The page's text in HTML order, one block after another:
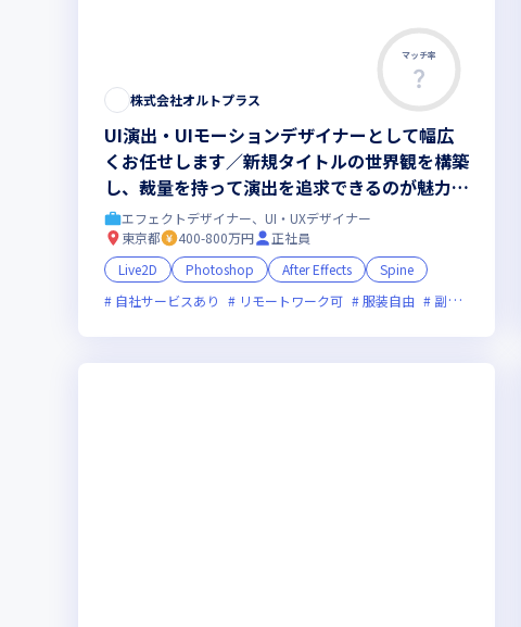
マッチ率
株式会社オルトプラス
UI演出・UIモーションデザイナーとして幅広
くお任せします／新規タイトルの世界観を構築
し、裁量を持って演出を追求できるのが魅力で
すエフェクトデザイナー、UI・UXデザイナー
東京都
400-800万円
正社員
Live2D
Photoshop After Effects
Spine
自社サービスあり
リモートワーク可 服装自由 副業可 オ